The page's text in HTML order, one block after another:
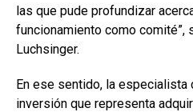
las que pude profundizar
funcionamiento como comité”,
Luchsinger.
En ese sentido, la especialista
inversión que representa